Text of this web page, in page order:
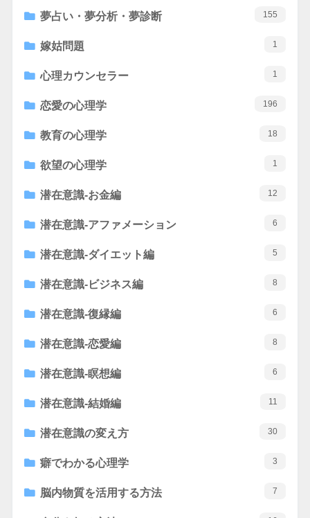
夢占い・夢分析・夢診断 155
嫁姑問題 1
心理カウンセラー 1
恋愛の心理学 196
教育の心理学 18
欲望の心理学 1
潜在意識-お金編 12
潜在意識-アファメーション 6
潜在意識-ダイエット編 5
潜在意識-ビジネス編 8
潜在意識-復縁編 6
潜在意識-恋愛編 8
潜在意識-瞑想編 6
潜在意識-結婚編 11
潜在意識の変え方 30
癖でわかる心理学 3
脳内物質を活用する方法 7